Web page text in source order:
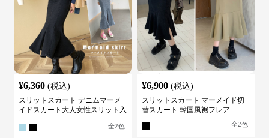
¥6,360 (税込)
スリットスカート デニムマーメ
イドスカート大人女性スリット入
全2色
¥6,900 (税込)
スリットスカート マーメイド切
替スカート 韓国風裾フレア
全2色